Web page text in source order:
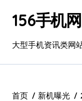
156手机网
大型手机资讯类网
首页 新机曝光